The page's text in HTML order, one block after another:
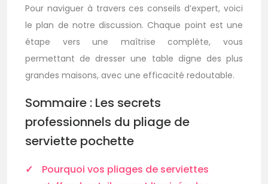
Pour naviguer à travers ces conseils d’expert, voici
le plan de notre discussion. Chaque point est une
étape vers une maîtrise complète, vous
permettant de dresser une table digne des plus
grandes maisons, avec une efficacité redoutable.
Sommaire : Les secrets
professionnels du pliage de
serviette pochette
Pourquoi vos pliages de serviettes